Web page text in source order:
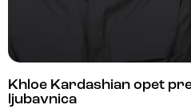
Khloe Kardashian opet
ljubavnica